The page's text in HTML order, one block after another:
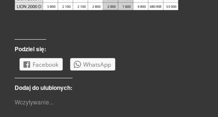
Podziel się:
Facebook WhatsApp
Dodaj do ulubionych:
Wczytywanie...